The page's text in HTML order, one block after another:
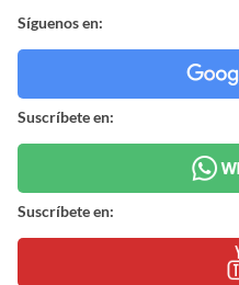
Síguenos en:
Suscríbete en:
Suscríbete en: